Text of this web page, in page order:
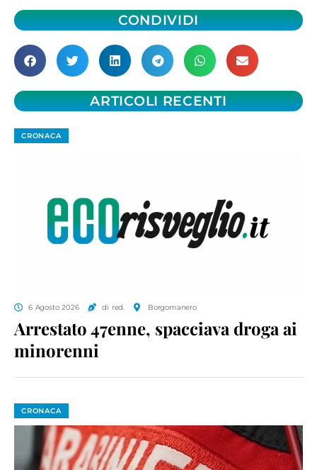
CONDIVIDI
ARTICOLI RECENTI
CRONACA
6 Agosto 2026 di red. Borgomanero
Arrestato 47enne, spacciava droga ai
minorenni
CRONACA